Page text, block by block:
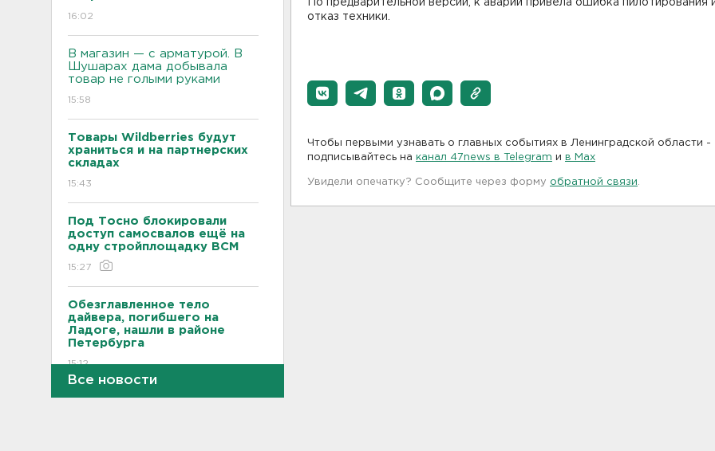
16:02
В магазин — с арматурой. В
Шушарах дама добывала
товар не голыми руками
15:58
Товары Wildberries будут
храниться и на партнерских
складах
15:43
Под Тосно блокировали
доступ самосвалов ещё на
одну стройплощадку ВСМ
15:27
Обезглавленное тело
дайвера, погибшего на
Ладоге, нашли в районе
Петербурга
15:12
На "Коле" у Дусьево - второй
Все новости
По предварительной версии, к аварии привела ошибка пилотирования
отказ техники.
Чтобы первыми узнавать о главных событиях в Ленинградской области -
подписывайтесь на канал 47news в Telegram и в Maх
Увидели опечатку? Сообщите через форму обратной связи